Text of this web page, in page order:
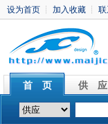
首 页 供 应